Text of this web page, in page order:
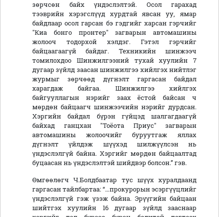
зөрчсөн байх үндэслэлтэй. Осол гарахад
тээврийн хэрэгслүүд хурдтай явсан уу, ямар
байдлаар осол гарсан бэ гэдгийг харсан гэрчийг
"Киа бонго пронтер" загварын автомашины
жолооч тодорхой хэлдэг. Гэтэл гэрчийг
байцаагаагүй байдаг. Техникийн шинжээч
томилохдоо Шинжилгээний тухай хуулийн 7
дугаар зүйлд заасан шинжилгээ хийлгэх нийтлэг
журмыг зөрчөөд дүгнэлт гаргасан байдал
харагдаж байгаа. Шинжилгээ хийлгэх
байгууллагын нэрийг заах ёстой байсан ч
мөрдөн байцаагч шинжээчийн нэрийг дурдсан.
Хэргийн байдал бүрэн гүйцэд шалгагдаагүй
байхад ганцхан "Тоёота Приус" загварын
автомашины жолоочийг буруутгаж яллах
дүгнэлт үйлдэж шүүхэд шилжүүлсэн нь
үндэслэлгүй байна. Хэргийг мөрдөн байцаалтад
буцаасан нь үндэслэлтэй шийдвэр болсон.” гэв.
Өмгөөлөгч Ч.Болдбаатар тус шүүх хуралдаанд
гаргасан тайлбартаа: “…прокурорын эсэргүүцлийг
үндэслэлгүй гэж үзэж байна. Эрүүгийн байцаан
шийтгэх хуулийн 16 дугаар зүйлд зааснаар